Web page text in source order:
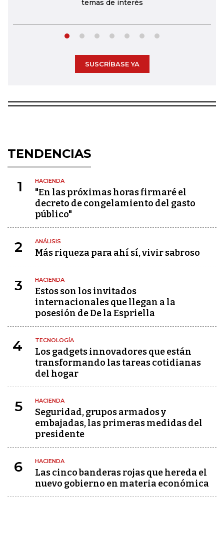
temas de interés
SUSCRÍBASE YA
TENDENCIAS
1 HACIENDA
"En las próximas horas firmaré el
decreto de congelamiento del gasto
público"
2 ANÁLISIS
Más riqueza para ahí sí, vivir sabroso
3 HACIENDA
Estos son los invitados
internacionales que llegan a la
posesión de De la Espriella
4 TECNOLOGÍA
Los gadgets innovadores que están
transformando las tareas cotidianas
del hogar
5 HACIENDA
Seguridad, grupos armados y
embajadas, las primeras medidas del
presidente
6 HACIENDA
Las cinco banderas rojas que hereda el
nuevo gobierno en materia económica